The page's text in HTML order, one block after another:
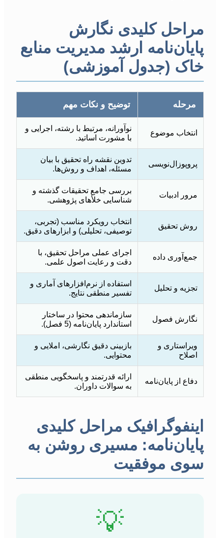
مراحل کلیدی نگارش
پایان‌نامه ارشد مدیریت منابع
خاک (جدول آموزشی)
مرحله توضیح و نکات مهم
انتخاب موضوع
نوآورانه، مرتبط با رشته، اجرایی و
با مشورت اساتید.
پروپوزال‌نویسی
تدوین نقشه راه تحقیق با بیان
مسئله، اهداف و روش‌ها.
مرور ادبیات
بررسی جامع تحقیقات گذشته و
شناسایی خلأهای پژوهشی.
روش تحقیق
انتخاب رویکرد مناسب (تجربی،
توصیفی، تحلیلی) و ابزارهای دقیق.
جمع‌آوری داده
اجرای عملی مراحل تحقیق، با
دقت و رعایت اصول علمی.
تجزیه و تحلیل
استفاده از نرم‌افزارهای آماری و
تفسیر منطقی نتایج.
نگارش فصول
سازماندهی محتوا در ساختار
استاندارد پایان‌نامه (5 فصل).
ویراستاری و
اصلاح
بازبینی دقیق نگارشی، املایی و
محتوایی.
دفاع از پایان‌نامه
ارائه قدرتمند و پاسخگویی منطقی
به سوالات داوران.
اینفوگرافیک مراحل کلیدی
پایان‌نامه: مسیری روشن به
سوی موفقیت
💡